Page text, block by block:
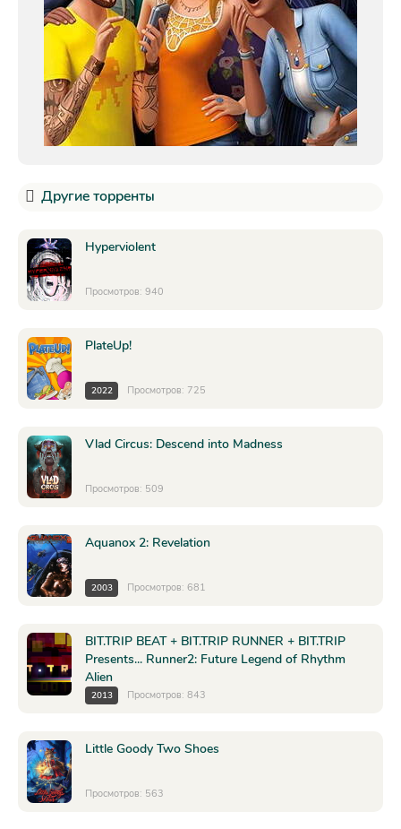
Другие торренты
Hyperviolent
Просмотров: 940
PlateUp!
2022 Просмотров: 725
Vlad Circus: Descend into Madness
Просмотров: 509
Aquanox 2: Revelation
2003 Просмотров: 681
BIT.TRIP BEAT + BIT.TRIP RUNNER + BIT.TRIP
Presents... Runner2: Future Legend of Rhythm
Alien
2013 Просмотров: 843
Little Goody Two Shoes
Просмотров: 563